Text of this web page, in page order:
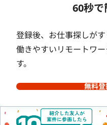
60秒で
登録後、お仕事探しがす
働きやすいリモートワ
す。
無料